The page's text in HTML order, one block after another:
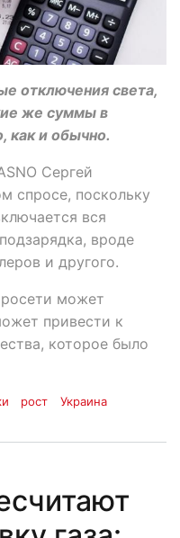
отключения света,
же суммы в
как и обычно.
Сергей
спросе, поскольку
вся
вроде
и другого.
может
привести к
которое было
рост Украина